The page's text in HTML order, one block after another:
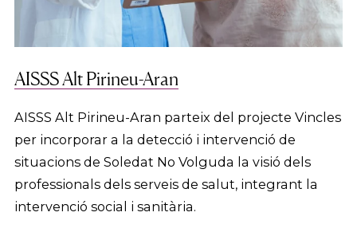
AISSS Alt Pirineu-Aran
AISSS Alt Pirineu-Aran parteix del projecte Vincles
per incorporar a la detecció i intervenció de
situacions de Soledat No Volguda la visió dels
professionals dels serveis de salut, integrant la
intervenció social i sanitària.